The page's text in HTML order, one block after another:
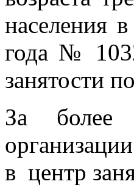
населения
года №
занятости
За более
в центр